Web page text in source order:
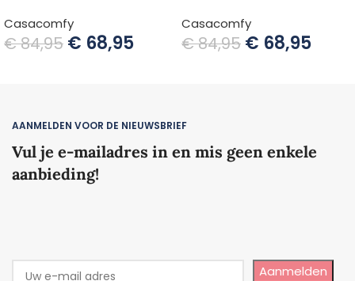
Casacomfy
€84,95 € 68,95
Casacomfy
€84,95 € 68,95
AANMELDEN VOOR DE NIEUWSBRIEF
Vul je e-mailadres in en mis geen enkele
aanbieding!
Aanmelden